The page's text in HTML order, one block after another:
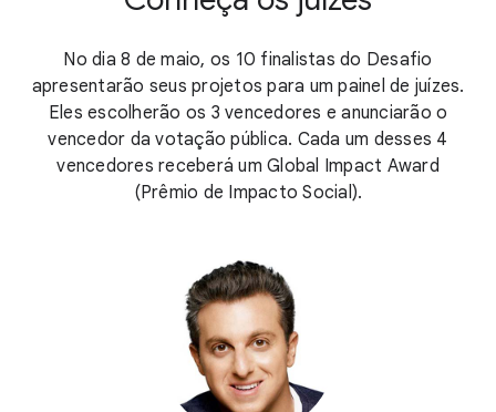
No dia 8 de maio, os 10 finalistas do Desafio
apresentarão seus projetos para um painel de juízes.
Eles escolherão os 3 vencedores e anunciarão o
vencedor da votação pública. Cada um desses 4
vencedores receberá um Global Impact Award
(Prêmio de Impacto Social).